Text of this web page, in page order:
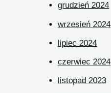
grudzień 2024
wrzesień 2024
lipiec 2024
czerwiec 2024
listopad 2023